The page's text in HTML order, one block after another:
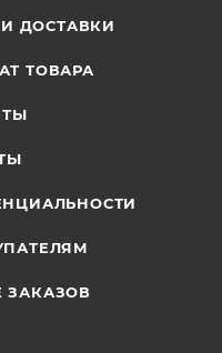
ДОСТАВКИ
ТОВАРА
ЗАКАЗОВ